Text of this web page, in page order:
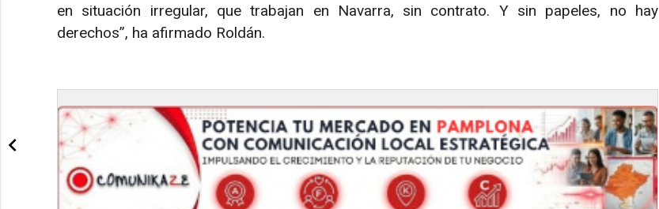
en situación irregular, que trabajan en Navarra, sin contrato. Y sin papeles, no hay
derechos”, ha afirmado Roldán.